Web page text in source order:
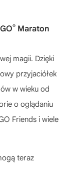
® Maraton
magii. Dzięki
przyjaciółek
w wieku od
o oglądaniu
Friends i wiele
teraz